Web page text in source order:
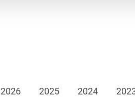
2026 2025 2024